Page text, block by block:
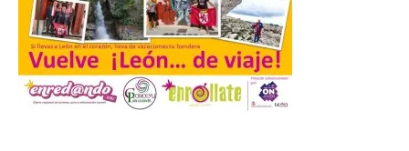
Pasen y vean: Gordoncillo
celebra el XXIV festival de
payasos
8 Ago 2026